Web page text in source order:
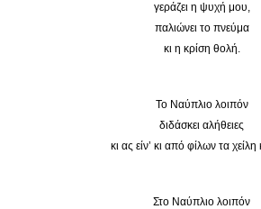
γεράζει η ψυχή μου,
παλιώνει το πνεύμα
κι η κρίση θολή.
Το Ναύπλιο λοιπόν
διδάσκει αλήθειες
κι ας είν’ κι από φίλων τα
Στο Ναύπλιο λοιπόν